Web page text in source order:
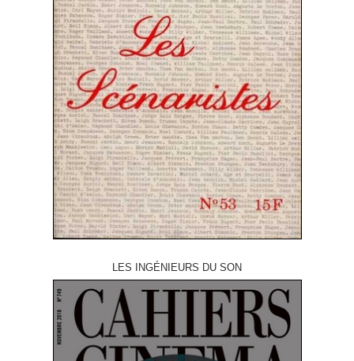
LES INGÉNIEURS DU SON